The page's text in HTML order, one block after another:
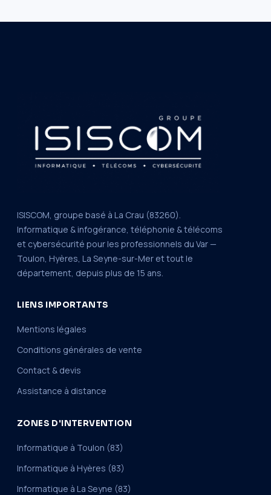
ISISCOM, groupe basé à La Crau (83260).
Informatique & infogérance, téléphonie & télécoms
et cybersécurité pour les professionnels du Var —
Toulon, Hyères, La Seyne-sur-Mer et tout le
département, depuis plus de 15 ans.
LIENS IMPORTANTS
Mentions légales
Conditions générales de vente
Contact & devis
Assistance à distance
ZONES D'INTERVENTION
Informatique à Toulon (83)
Informatique à Hyères (83)
Informatique à La Seyne (83)